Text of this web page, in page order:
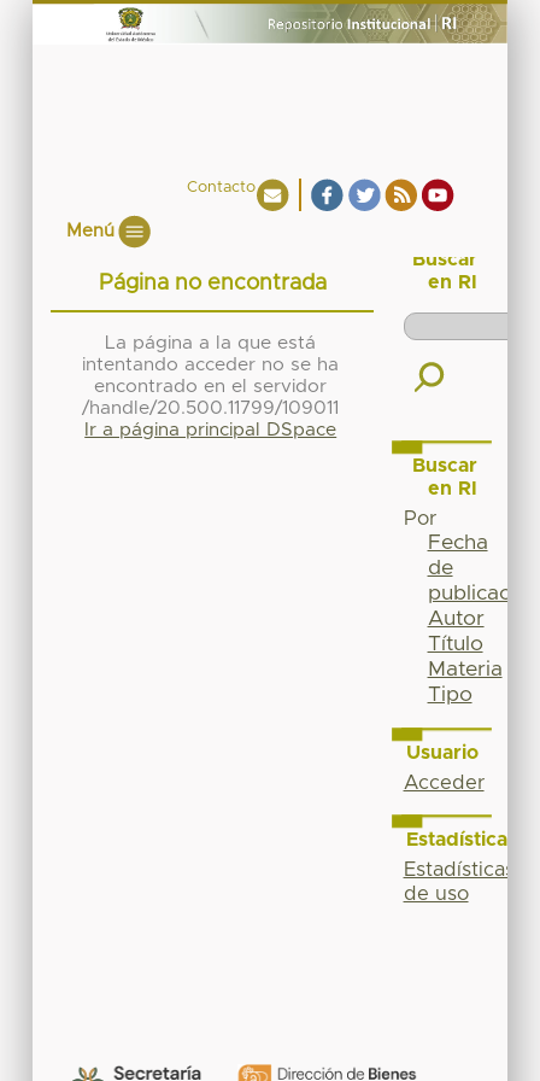
Contacto
Menú
Página no encontrada
La página a la que está
intentando acceder no se ha
encontrado en el servidor
/handle/20.500.11799/109011
Ir a página principal DSpace
Buscar
en RI
Buscar
en RI
Por
Fecha
de
publicación
Autor
Título
Materia
Tipo
Usuario
Acceder
Estadísticas
Estadísticas
de uso